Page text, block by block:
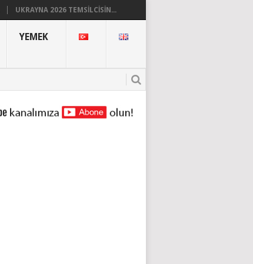
UKRAYNA 2026 TEMSILCISIN...
YEMEK